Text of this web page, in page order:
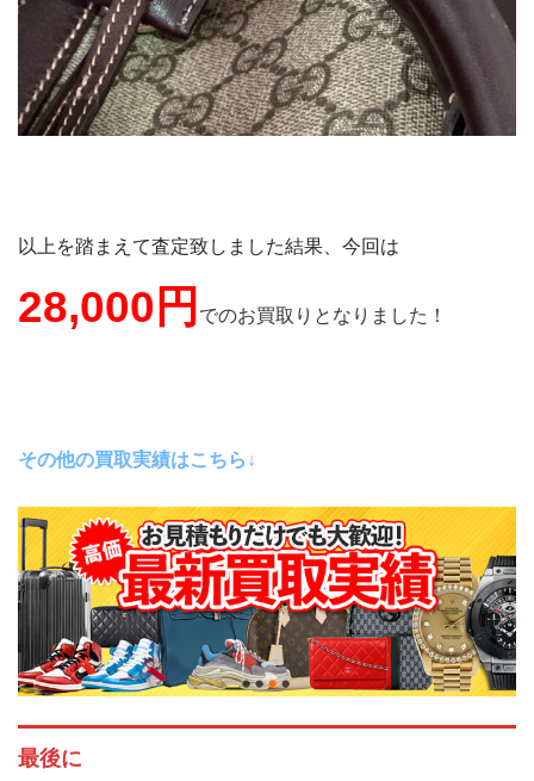
以上を踏まえて査定致しました結果、今回は
28,000円 でのお買取りとなりました！
その他の買取実績はこちら↓
最後に